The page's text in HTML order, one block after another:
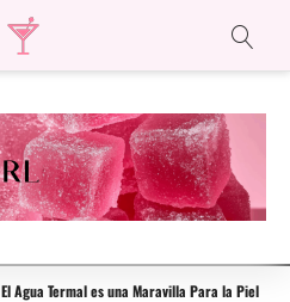
El Agua Termal es una Maravilla Para la Piel